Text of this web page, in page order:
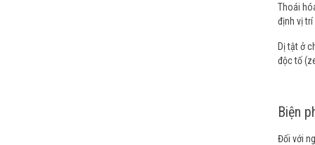
Thoái
định vị
Dị tật ở
độc tố
Biện
Đối với